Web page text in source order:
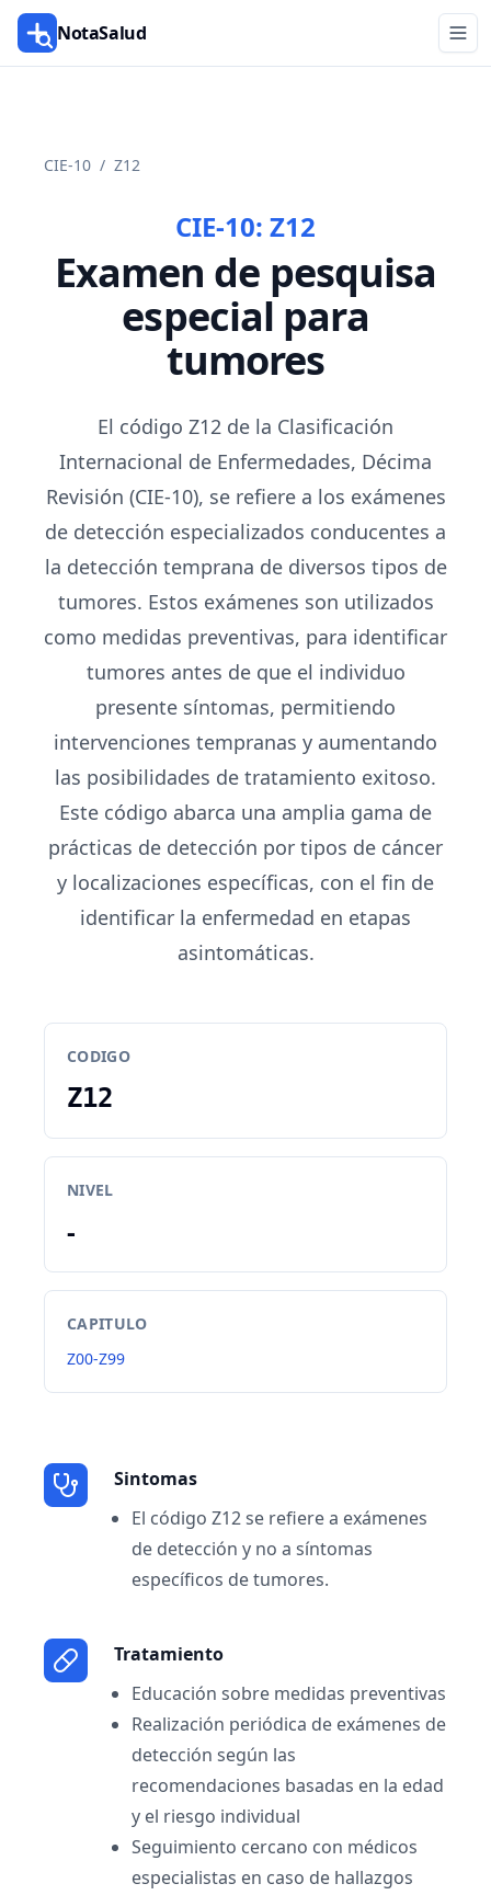
NotaSalud
CIE-10 / Z12
CIE-10: Z12
Examen de pesquisa
especial para
tumores
El código Z12 de la Clasificación
Internacional de Enfermedades, Décima
Revisión (CIE-10), se refiere a los exámenes
de detección especializados conducentes a
la detección temprana de diversos tipos de
tumores. Estos exámenes son utilizados
como medidas preventivas, para identificar
tumores antes de que el individuo
presente síntomas, permitiendo
intervenciones tempranas y aumentando
las posibilidades de tratamiento exitoso.
Este código abarca una amplia gama de
prácticas de detección por tipos de cáncer
y localizaciones específicas, con el fin de
identificar la enfermedad en etapas
asintomáticas.
CODIGO
Z12
NIVEL
-
CAPITULO
Z00-Z99
Sintomas
El código Z12 se refiere a exámenes
de detección y no a síntomas
específicos de tumores.
Tratamiento
Educación sobre medidas preventivas
Realización periódica de exámenes de
detección según las
recomendaciones basadas en la edad
y el riesgo individual
Seguimiento cercano con médicos
especialistas en caso de hallazgos